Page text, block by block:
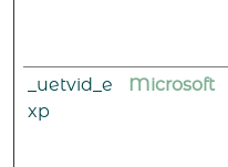
_uetvid_e
xp
Microsoft